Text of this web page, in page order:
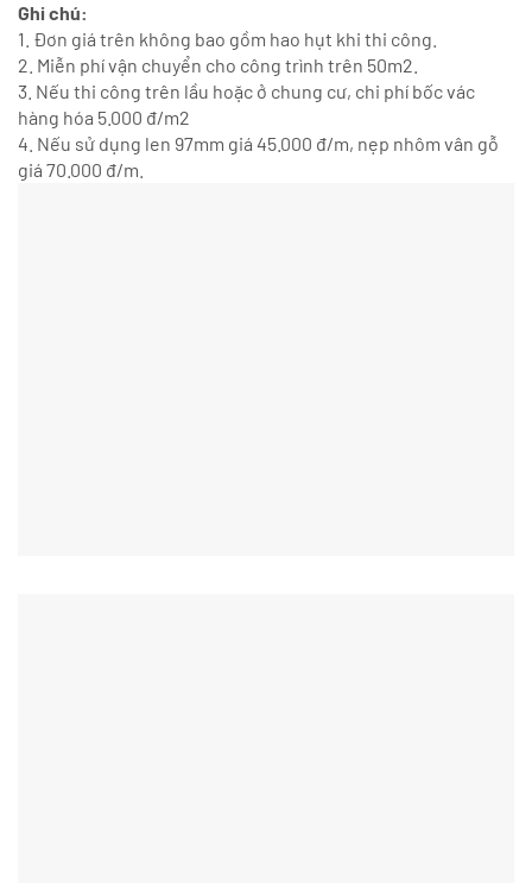
Ghi chú:
1. Đơn giá trên không bao gồm hao hụt khi thi công.
2. Miễn phí vận chuyển cho công trình trên 50m2.
3. Nếu thi công trên lầu hoặc ở chung cư, chi phí bốc vác
hàng hóa 5.000 đ/m2
4. Nếu sử dụng len 97mm giá 45.000 đ/m, nẹp nhôm vân gỗ
giá 70.000 đ/m.